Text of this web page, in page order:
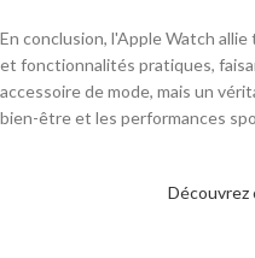
En conclusion, l'Apple Watch
et fonctionnalités pratiques,
accessoire de mode, mais un
bien-être et les performances